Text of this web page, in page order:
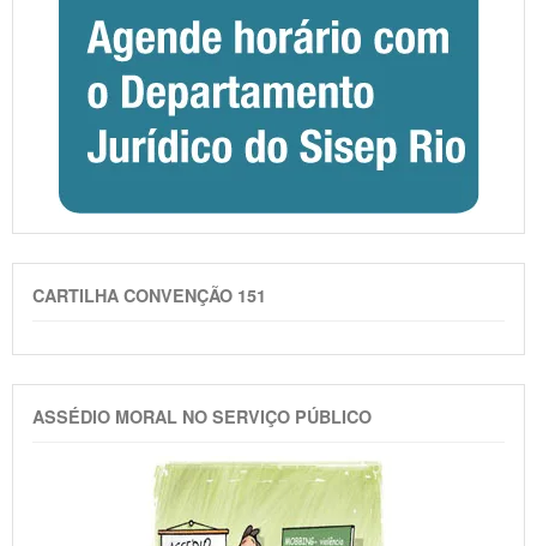
CARTILHA CONVENÇÃO 151
ASSÉDIO MORAL NO SERVIÇO PÚBLICO